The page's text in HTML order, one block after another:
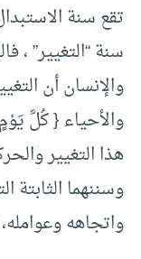
تقع سنة
سنة “التغيير” ،
والإنسان أن
هذا التغيير
وسننهما الثابتة
واتجاهه